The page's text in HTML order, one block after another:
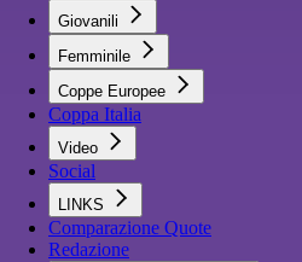
Giovanili
Femminile
Coppe Europee
Coppa Italia
Video
Social
LINKS
Comparazione Quote
Redazione